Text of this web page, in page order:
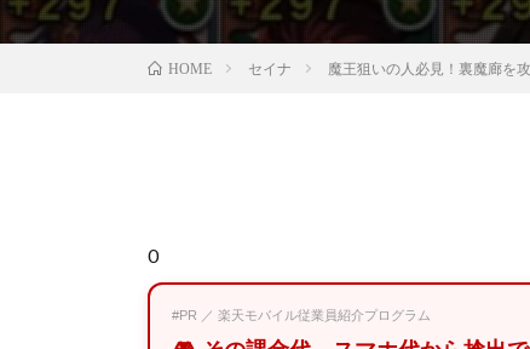
HOME セイナ 魔王狙いの人必見！裏魔廊を
0
#PR ／ 楽天モバイル従業員紹介プログラム